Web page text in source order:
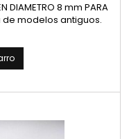
DIAMETRO 8 mm PARA
de modelos antiguos.
de metros en la